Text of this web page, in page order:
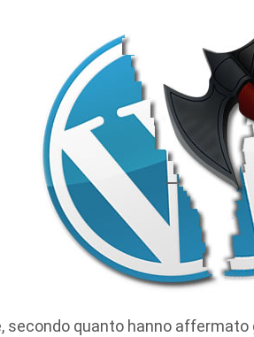
secondo quanto hanno